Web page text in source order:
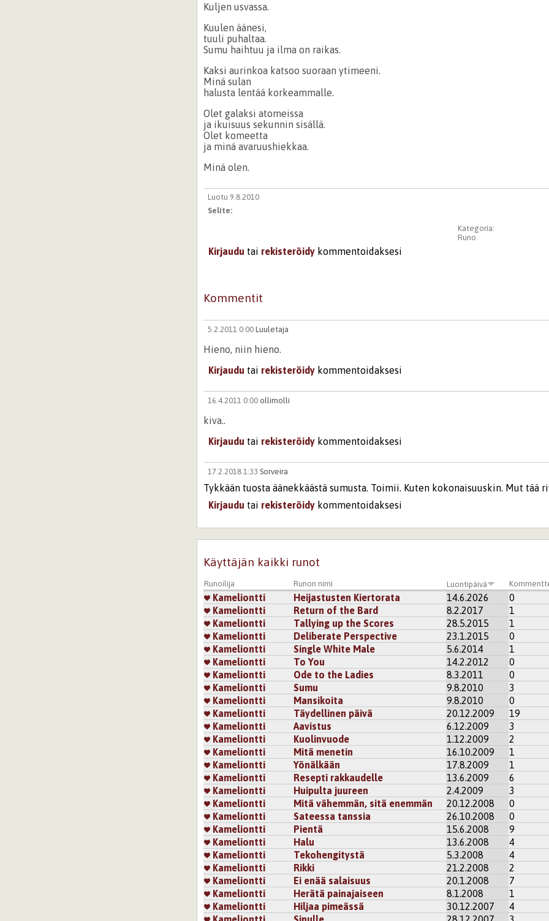
Kuljen usvassa.
Kuulen äänesi,
tuuli puhaltaa.
Sumu haihtuu ja ilma on raikas.
Kaksi aurinkoa katsoo suoraan ytimeeni.
Minä sulan
halusta lentää korkeammalle.
Olet galaksi atomeissa
ja ikuisuus sekunnin sisällä.
Olet komeetta
ja minä avaruushiekkaa.
Minä olen.
Luotu 9.8.2010
Selite:
Kategoria:
Runo
Kirjaudu tai rekisteröidy kommentoidaksesi
Kommentit
5.2.2011 0:00 Luuletaja
Hieno, niin hieno.
Kirjaudu tai rekisteröidy kommentoidaksesi
16.4.2011 0:00 ollimolli
kiva..
Kirjaudu tai rekisteröidy kommentoidaksesi
17.2.2018 1:33 Sorveira
Tykkään tuosta äänekkäästä sumusta. Toimii. Kuten kokonaisuuskin. Mut tää
Kirjaudu tai rekisteröidy kommentoidaksesi
Sivut
Käyttäjän kaikki runot
Runoilija Runon nimi Luontipäivä
Kameliontti Heijastusten Kiertorata 14.6.2026 0
Kameliontti
Return of the Bard 8.2.2017 1
Kameliontti
Tallying up the Scores 28.5.2015 1
Kameliontti
Deliberate Perspective 23.1.2015 0
Kameliontti
Single White Male 5.6.2014 1
Kameliontti
To You 14.2.2012 0
Kameliontti
Ode to the Ladies 8.3.2011 0
Kameliontti
Sumu 9.8.2010 3
Kameliontti
Mansikoita 9.8.2010 0
Kameliontti
Täydellinen päivä 20.12.2009 19
Kameliontti
Aavistus 6.12.2009 3
Kameliontti
Kuolinvuode 1.12.2009 2
Kameliontti
Mitä menetin 16.10.2009 1
Kameliontti
Yönälkään 17.8.2009 1
Kameliontti
Resepti rakkaudelle 13.6.2009 6
Kameliontti
Huipulta juureen 2.4.2009 3
Kameliontti
Mitä vähemmän, sitä enemmän 20.12.2008 0
Kameliontti
Sateessa tanssia 26.10.2008 0
Kameliontti
Pientä 15.6.2008 9
Kameliontti
Halu 13.6.2008 4
Kameliontti
Tekohengitystä 5.3.2008 4
Kameliontti
Rikki 21.2.2008 2
Kameliontti
Ei enää salaisuus 20.1.2008 7
Kameliontti
Herätä painajaiseen 8.1.2008 1
Kameliontti
Hiljaa pimeässä 30.12.2007 4